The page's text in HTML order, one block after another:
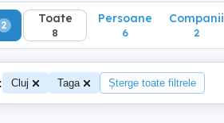
2 Toate
8
Persoane
6
Companii
2
Cluj Taga Șterge toate filtrele